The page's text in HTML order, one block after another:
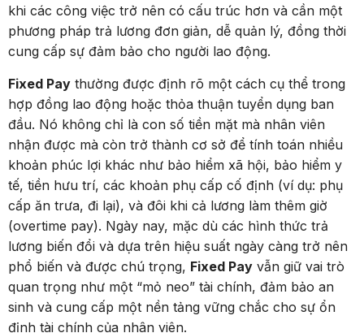
khi các công việc trở nên có cấu trúc hơn và cần một
phương pháp trả lương đơn giản, dễ quản lý, đồng thời
cung cấp sự đảm bảo cho người lao động.
Fixed Pay thường được định rõ một cách cụ thể trong
hợp đồng lao động hoặc thỏa thuận tuyển dụng ban
đầu. Nó không chỉ là con số tiền mặt mà nhân viên
nhận được mà còn trở thành cơ sở để tính toán nhiều
khoản phúc lợi khác như bảo hiểm xã hội, bảo hiểm y
tế, tiền hưu trí, các khoản phụ cấp cố định (ví dụ: phụ
cấp ăn trưa, đi lại), và đôi khi cả lương làm thêm giờ
(overtime pay). Ngày nay, mặc dù các hình thức trả
lương biến đổi và dựa trên hiệu suất ngày càng trở nên
phổ biến và được chú trọng, Fixed Pay vẫn giữ vai trò
quan trọng như một “mỏ neo” tài chính, đảm bảo an
sinh và cung cấp một nền tảng vững chắc cho sự ổn
định tài chính của nhân viên.